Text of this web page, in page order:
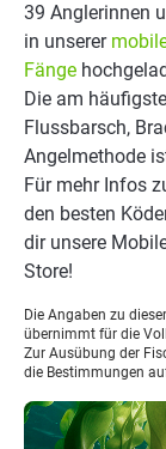
39 Anglerinnen
in unserer
Fänge
Die am
Flussbarsch,
Angelmethode
Für mehr Infos
den besten
dir unsere
Store!
Die Angaben zu
übernimmt für die
Zur Ausübung der
die Bestimmungen